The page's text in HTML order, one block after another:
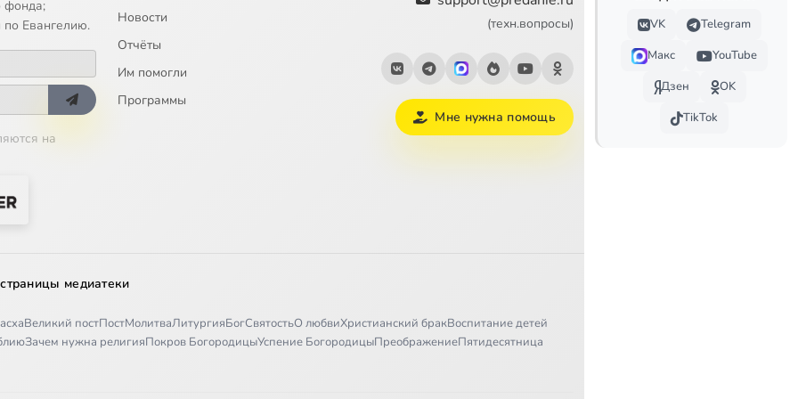
10:17
9:58
9:01
фонда;
Евангелию.
на
Новости
Отчёты
Им помогли
Программы
(техн.вопросы)
Мне нужна помощь
медиатеки
Великий постПостМолитваЛитургияБогСвятостьО любвиХристианский бракВоспитание детей
Зачем нужна религияПокров БогородицыУспение БогородицыПреображениеПятидесятница
VK
Telegram
Макс
YouTube
Дзен
OK
TikTok